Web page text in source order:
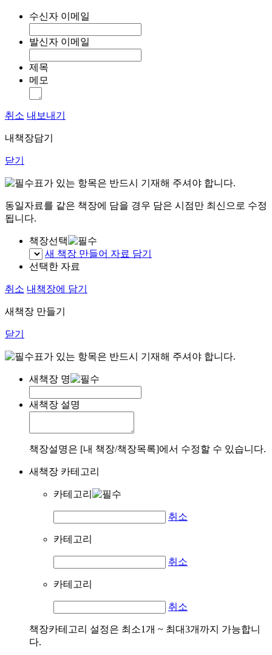
수신자 이메일
발신자 이메일
제목
메모
취소 내보내기
내책장담기
닫기
표가 있는 항목은 반드시 기재해 주셔야 합니다.
동일자료를 같은 책장에 담을 경우 담은 시점만 최신으로 수정
됩니다.
책장선택
새 책장 만들어 자료 담기
선택한 자료
취소 내책장에 담기
새책장 만들기
닫기
표가 있는 항목은 반드시 기재해 주셔야 합니다.
새책장 명
새책장 설명
책장설명은 [내 책장/책장목록]에서 수정할 수 있습니다.
새책장 카테고리
카테고리
취소
카테고리
취소
카테고리
취소
책장카테고리 설정은 최소1개 ~ 최대3개까지 가능합니
다.